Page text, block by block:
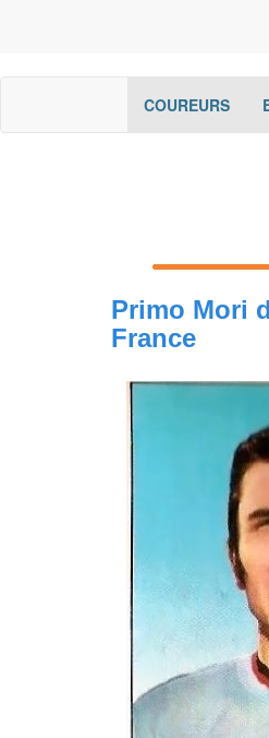
COUREURS
Primo Mori
France